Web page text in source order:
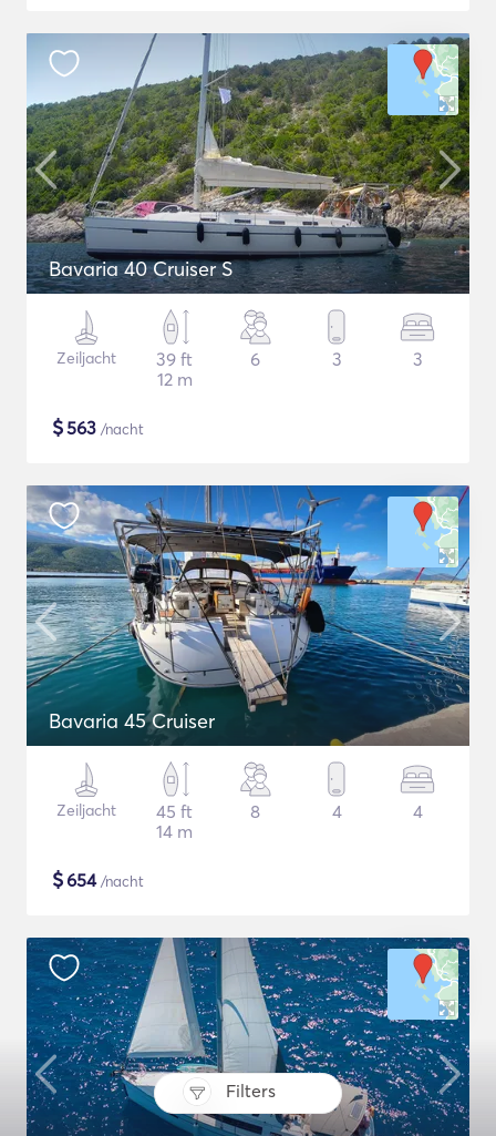
Filters
Bavaria 40 Cruiser S
Zeiljacht
39 ft
12 m
6 3 3
$563 /nacht
Bavaria 45 Cruiser
Zeiljacht
45 ft
14 m
8 4 4
$654/nacht